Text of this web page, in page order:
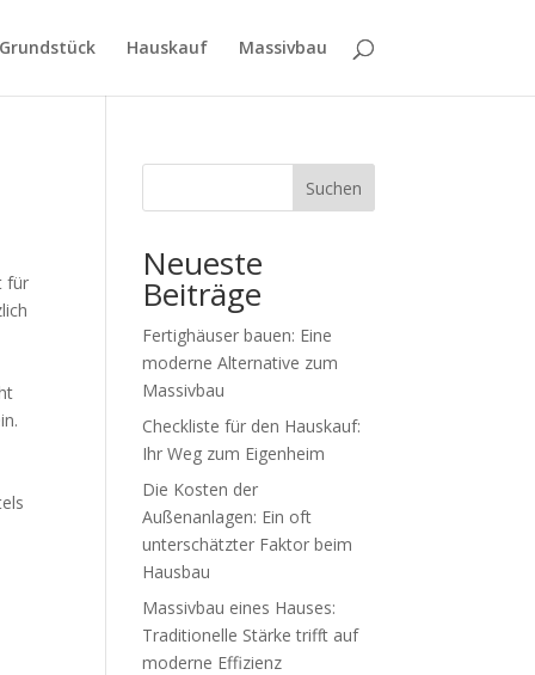
Grundstück Hauskauf Massivbau
für
Suchen
Neueste
Beiträge
Fertighäuser bauen: Eine
moderne Alternative zum
Massivbau
Checkliste für den Hauskauf:
Ihr Weg zum Eigenheim
Die Kosten der
Außenanlagen: Ein oft
unterschätzter Faktor beim
Hausbau
Massivbau eines Hauses:
Traditionelle Stärke trifft auf
moderne Effizienz